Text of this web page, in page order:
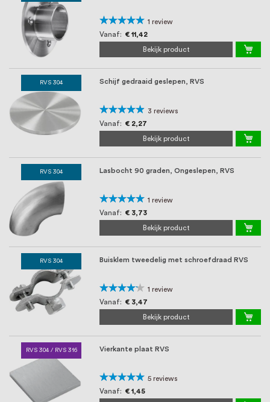
Waardering:
100%
1 review
Vanaf
€ 11,42
Bekijk product
RVS 304 Schijf gedraaid geslepen, RVS
Waardering:
93%
3 reviews
Vanaf
€ 2,27
Bekijk product
RVS 304 Lasbocht 90 graden, Ongeslepen, RVS
Waardering:
100%
1 review
Vanaf
€ 3,73
Bekijk product
RVS 304 Buisklem tweedelig met schroefdraad RVS
Waardering:
80%
1 review
Vanaf
€ 3,47
Bekijk product
RVS 304 / RVS 316 Vierkante plaat RVS
Waardering:
96%
5 reviews
Vanaf
€ 1,45